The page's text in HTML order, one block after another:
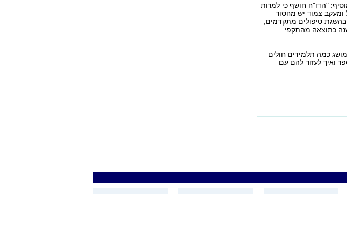
"הדו"ח חושף כי למרות
ומעקב צמוד יש מחסור
טיפולים מתקדמים,
כתוצאה מהתקפי
כמה תלמידים חולים
ואיך לעזור להם עם